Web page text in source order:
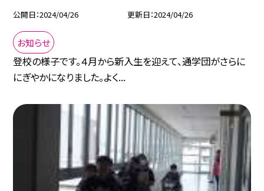
公開日 2024/04/26 更新日 2024/04/26
お知らせ
登校の様子です。４月から新入生を迎えて、通学団がさらに
にぎやかになりました。よく...